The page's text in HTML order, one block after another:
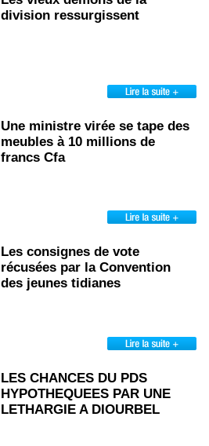
division ressurgissent
Une ministre virée se tape des
meubles à 10 millions de
francs Cfa
Les consignes de vote
récusées par la Convention
des jeunes tidianes
LES CHANCES DU PDS
HYPOTHEQUEES PAR UNE
LETHARGIE A DIOURBEL